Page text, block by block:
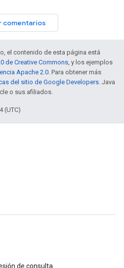
comentarios
el contenido de esta página está
de Creative Commons , y los ejemplos
Apache 2.0 . Para obtener más
del sitio de Google Developers . Java
o sus afiliados.
(UTC)
de consulta